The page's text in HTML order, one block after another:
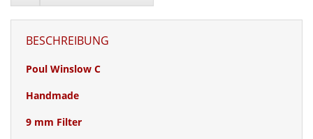
BESCHREIBUNG
Poul Winslow C
Handmade
9 mm Filter